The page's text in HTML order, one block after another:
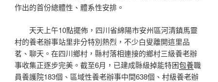
作出的首份總體性、體系性安排。
天天上午10點擺佈，四川省綿陽市安州區河清鎮馬靈
村的養老辦事站里非分特別熱烈，不少白叟離開這里品
茗、聊天。在四川鄉村，縣村落相連接的鄉村三級養老辦
事收集正逐步完美。截至6月，已建成縣級掉能特困包養職
員養護院183個、區域性養老辦事中間638個、村級養老辦